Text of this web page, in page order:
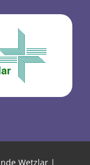
Wetzlar |